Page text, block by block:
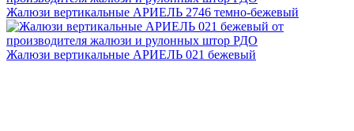
Жалюзи вертикальные АРИЕЛЬ 2746 темно-бежевый
Жалюзи вертикальные АРИЕЛЬ 021 бежевый